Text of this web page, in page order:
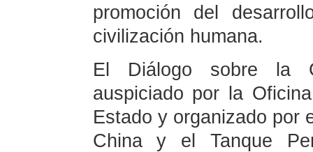
promoción del
civilización humana.
El Diálogo sobre la
auspiciado por la
Estado y organizado por
China y el Tanque